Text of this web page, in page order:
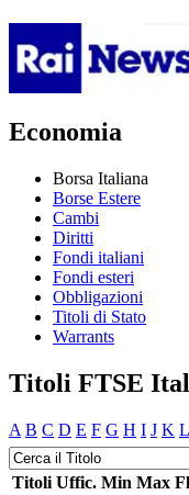
Economia
Borsa Italiana
Borse Estere
Cambi
Diritti
Fondi italiani
Fondi esteri
Obbligazioni
Titoli di Stato
Warrants
Titoli FTSE
A B C D E F G H I J K L
Titoli Uffic. Min Max